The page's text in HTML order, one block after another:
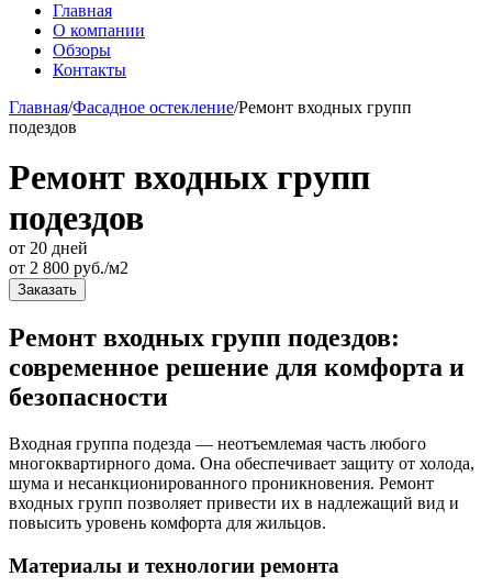
Главная
О компании
Обзоры
Контакты
Главная/Фасадное остекление/Ремонт входных групп
подездов
Ремонт входных групп
подездов
от 20 дней
от 2 800 руб./м2
Заказать
Ремонт входных групп подездов:
современное решение для комфорта и
безопасности
Входная группа подезда — неотъемлемая часть любого
многоквартирного дома. Она обеспечивает защиту от холода,
шума и несанкционированного проникновения. Ремонт
входных групп позволяет привести их в надлежащий вид и
повысить уровень комфорта для жильцов.
Материалы и технологии ремонта